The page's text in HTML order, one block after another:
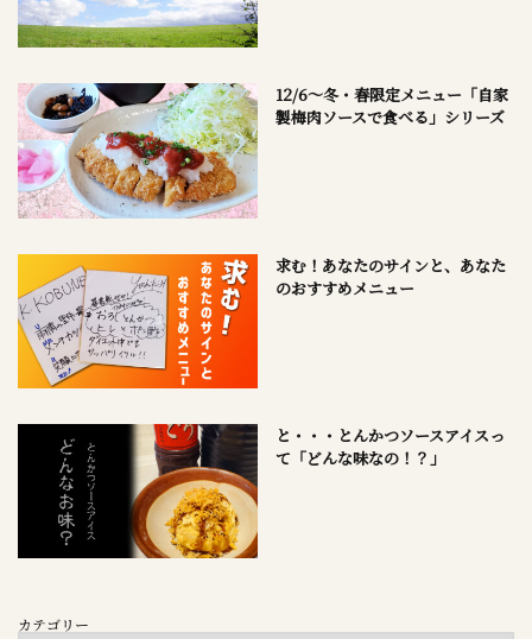
12/6～冬・春限定メニュー「自家
製梅肉ソースで食べる」シリーズ
求む！あなたのサインと、あなた
のおすすめメニュー
と・・・とんかつソースアイスっ
て「どんな味なの！？」
カテゴリー